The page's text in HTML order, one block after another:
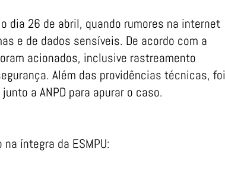
dia 26 de abril, quando rumores na internet
e de dados sensíveis. De acordo com a
acionados, inclusive rastreamento
Além das providências técnicas, foi
a ANPD para apurar o caso.
íntegra da ESMPU: